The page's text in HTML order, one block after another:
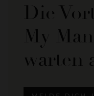
Die
My
warten